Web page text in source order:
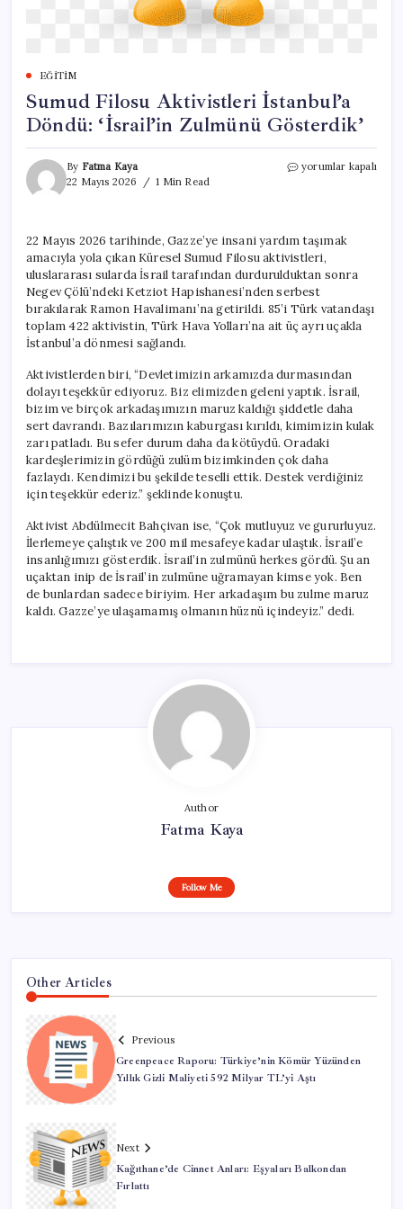
EĞITIM
Sumud Filosu Aktivistleri İstanbul’a
Döndü: ‘İsrail’in Zulmünü Gösterdik’
By Fatma Kaya
22 Mayıs 2026
1 Min Read
Sumud
‘İsrail’in
Zulmünü
Gösterdik’
için
yorumlar kapalı
22 Mayıs 2026 tarihinde, Gazze’ye insani yardım taşımak
amacıyla yola çıkan Küresel Sumud Filosu aktivistleri,
uluslararası sularda İsrail tarafından durdurulduktan sonra
Negev Çölü’ndeki Ketziot Hapishanesi’nden serbest
bırakılarak Ramon Havalimanı’na getirildi. 85’i Türk vatandaşı
toplam 422 aktivistin, Türk Hava Yolları’na ait üç ayrı uçakla
İstanbul’a dönmesi sağlandı.
Aktivistlerden biri, “Devletimizin arkamızda durmasından
dolayı teşekkür ediyoruz. Biz elimizden geleni yaptık. İsrail,
bizim ve birçok arkadaşımızın maruz kaldığı şiddetle daha
sert davrandı. Bazılarımızın kaburgası kırıldı, kimimizin kulak
zarı patladı. Bu sefer durum daha da kötüydü. Oradaki
kardeşlerimizin gördüğü zulüm bizimkinden çok daha
fazlaydı. Kendimizi bu şekilde teselli ettik. Destek verdiğiniz
için teşekkür ederiz.” şeklinde konuştu.
Aktivist Abdülmecit Bahçivan ise, “Çok mutluyuz ve gururluyuz.
İlerlemeye çalıştık ve 200 mil mesafeye kadar ulaştık. İsrail’e
insanlığımızı gösterdik. İsrail’in zulmünü herkes gördü. Şu an
uçaktan inip de İsrail’in zulmüne uğramayan kimse yok. Ben
de bunlardan sadece biriyim. Her arkadaşım bu zulme maruz
kaldı. Gazze’ye ulaşamamış olmanın hüznü içindeyiz.” dedi.
Author
Fatma Kaya
Follow Me
Other Articles
Previous
Greenpeace Raporu: Türkiye’nin Kömür Yüzünden
Yıllık Gizli Maliyeti 592 Milyar TL’yi Aştı
Next
Kağıthane’de Cinnet Anları: Eşyaları Balkondan
Fırlattı